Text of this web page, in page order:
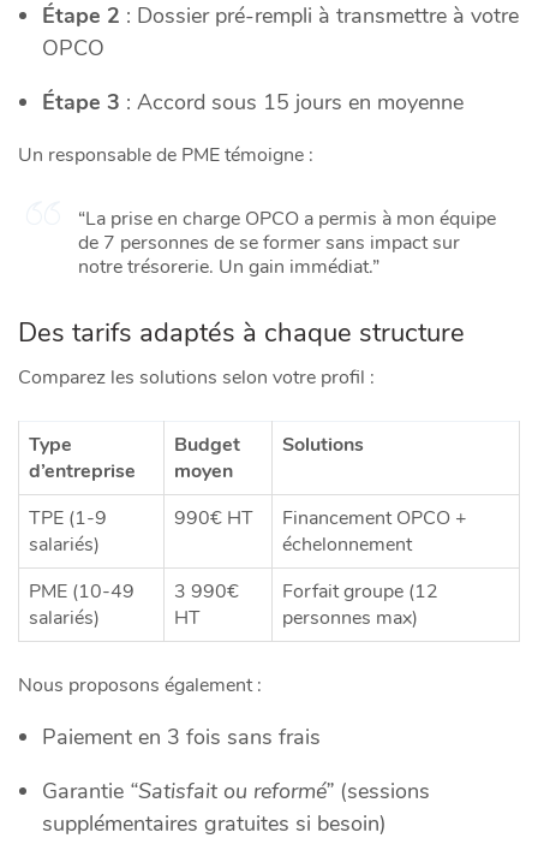
Étape 2 : Dossier pré-rempli à transmettre à votre
OPCO
Étape 3 : Accord sous 15 jours en moyenne
Un responsable de PME témoigne :
“La prise en charge OPCO a permis à mon équipe
de 7 personnes de se former sans impact sur
notre trésorerie. Un gain immédiat.”
Des tarifs adaptés à chaque structure
Comparez les solutions selon votre profil :
Type
d’entreprise
Budget
moyen
Solutions
TPE (1-9
salariés)
990€ HT
Financement OPCO +
échelonnement
PME (10-49
salariés)
3 990€
HT
Forfait groupe (12
personnes max)
Nous proposons également :
Paiement en 3 fois sans frais
Garantie “Satisfait ou reformé” (sessions
supplémentaires gratuites si besoin)